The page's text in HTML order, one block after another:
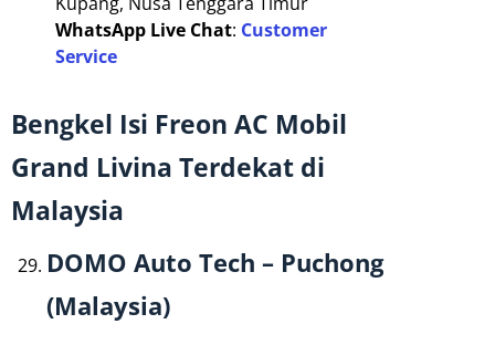
WhatsApp Live Chat: Customer
Service
Bengkel Isi Freon AC Mobil
Grand Livina Terdekat di
Malaysia
DOMO Auto Tech – Puchong
(Malaysia)